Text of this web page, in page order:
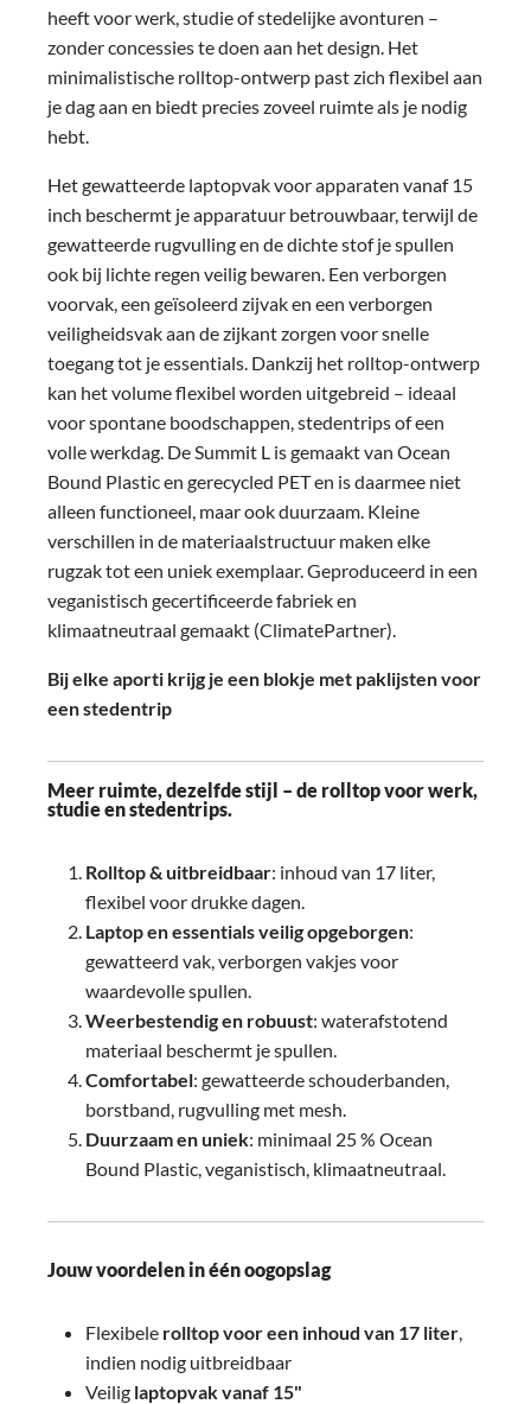
heeft voor werk, studie of stedelijke avonturen –
zonder concessies te doen aan het design. Het
minimalistische rolltop-ontwerp past zich flexibel aan
je dag aan en biedt precies zoveel ruimte als je nodig
hebt.
Hetgewatteerde laptopvak voor apparaten vanaf 15
inch beschermt je apparatuur betrouwbaar, terwijl de
gewatteerde rugvulling en de dichte stof je spullen
ook bij lichte regen veilig bewaren. Een verborgen
voorvak, een geïsoleerd zijvaken een verborgen
veiligheidsvak aan de zijkantzorgen voor snelle
toegang tot je essentials. Dankzij het rolltop-ontwerp
kan het volume flexibel worden uitgebreid – ideaal
voor spontane boodschappen, stedentrips of een
volle werkdag. De Summit L is gemaakt van Ocean
Bound Plastic en gerecycled PET en is daarmee niet
alleen functioneel, maar ook duurzaam. Kleine
verschillen in de materiaalstructuur maken elke
rugzak tot een uniek exemplaar.Geproduceerd in een
veganistisch gecertificeerde fabriek en
klimaatneutraal gemaakt (ClimatePartner).
Bij elke aporti krijg je een blokje met paklijsten voor
een stedentrip
Meer ruimte, dezelfde stijl – de rolltop voor werk,
studie en stedentrips.
Rolltop & uitbreidbaar: inhoud van 17 liter,
flexibel voor drukke dagen.
Laptop en essentials veilig opgeborgen:
gewatteerd vak, verborgen vakjes voor
waardevolle spullen.
Weerbestendig en robuust: waterafstotend
materiaal beschermt je spullen.
Comfortabel: gewatteerde schouderbanden,
borstband, rugvulling met mesh.
Duurzaam en uniek: minimaal 25 % Ocean
Bound Plastic, veganistisch, klimaatneutraal.
Jouw voordelen in één oogopslag
Flexibele rolltop voor een inhoud van 17 liter,
indien nodig uitbreidbaar
Veilig laptopvak vanaf 15"